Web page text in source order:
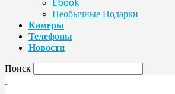
Ebook
Необычные Подарки
Камеры
Телефоны
Новости
Поиск